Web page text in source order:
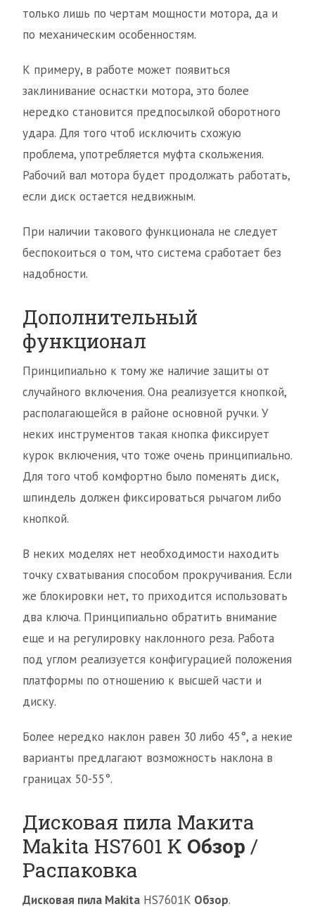
только лишь по чертам мощности мотора, да и
по механическим особенностям.
К примеру, в работе может появиться
заклинивание оснастки мотора, это более
нередко становится предпосылкой оборотного
удара. Для того чтоб исключить схожую
проблема, употребляется муфта скольжения.
Рабочий вал мотора будет продолжать работать,
если диск остается недвижным.
При наличии такового функционала не следует
беспокоиться о том, что система сработает без
надобности.
Дополнительный
функционал
Принципиально к тому же наличие защиты от
случайного включения. Она реализуется кнопкой,
располагающейся в районе основной ручки. У
неких инструментов такая кнопка фиксирует
курок включения, что тоже очень принципиально.
Для того чтоб комфортно было поменять диск,
шпиндель должен фиксироваться рычагом либо
кнопкой.
В неких моделях нет необходимости находить
точку схватывания способом прокручивания. Если
же блокировки нет, то приходится использовать
два ключа. Принципиально обратить внимание
еще и на регулировку наклонного реза. Работа
под углом реализуется конфигурацией положения
платформы по отношению к высшей части и
диску.
Более нередко наклон равен 30 либо 45°, а некие
варианты предлагают возможность наклона в
границах 50-55°.
Дисковая пила Макита
Makita HS7601 K Обзор /
Распаковка
Дисковая пила Makita HS7601K Обзор.